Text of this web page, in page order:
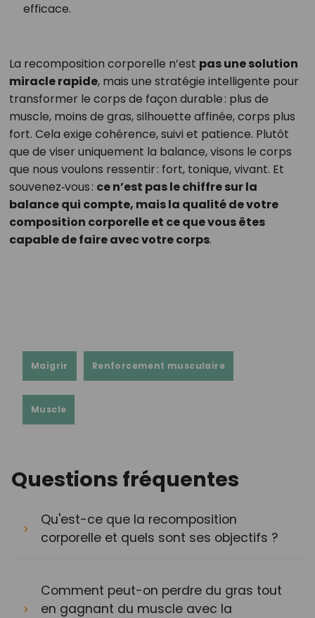
efficace.
La recomposition corporelle n’est pas une solution
miracle rapide, mais une stratégie intelligente pour
transformer le corps de façon durable : plus de
muscle, moins de gras, silhouette affinée, corps plus
fort. Cela exige cohérence, suivi et patience. Plutôt
que de viser uniquement la balance, visons le corps
que nous voulons ressentir : fort, tonique, vivant. Et
souvenez‑vous : ce n’est pas le chiffre sur la
balance qui compte, mais la qualité de votre
composition corporelle et ce que vous êtes
capable de faire avec votre corps.
Maigrir Renforcement musculaire
Muscle
Questions fréquentes
Qu'est-ce que la recomposition
corporelle et quels sont ses objectifs ?
Comment peut-on perdre du gras tout
en gagnant du muscle avec la